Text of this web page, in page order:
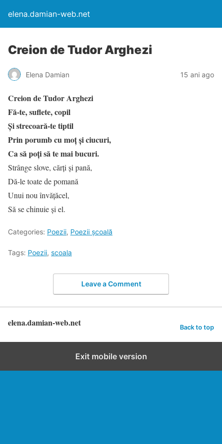
elena.damian-web.net
Creion de Tudor Arghezi
Elena Damian 15 ani ago
Creion de Tudor Arghezi
Fă-te, suflete, copil
Şi strecoară-te tiptil
Prin porumb cu moţ şi ciucuri,
Ca să poţi să te mai bucuri.
Strânge slove, cărţi şi pană,
Dă-le toate de pomană
Unui nou învăţăcel,
Să se chinuie şi el.
Categories: Poezii, Poezii şcoală
Tags: Poezii, scoala
Leave a Comment
elena.damian-web.net Back to top
Exit mobile version